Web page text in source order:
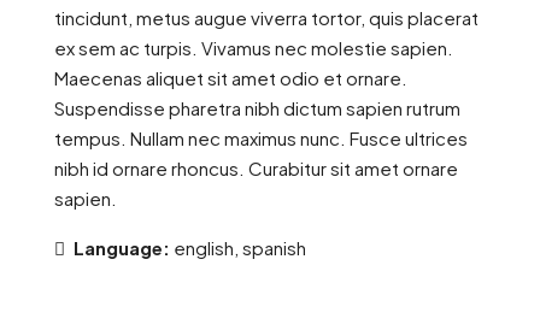
tincidunt, metus augue viverra tortor, quis placerat
ex sem ac turpis. Vivamus nec molestie sapien.
Maecenas aliquet sit amet odio et ornare.
Suspendisse pharetra nibh dictum sapien rutrum
tempus. Nullam nec maximus nunc. Fusce ultrices
nibh id ornare rhoncus. Curabitur sit amet ornare
sapien.
Language: english, spanish